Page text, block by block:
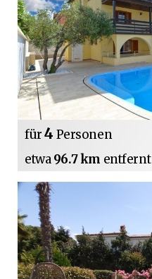
für4 Personen
etwa96.7 km entfernt